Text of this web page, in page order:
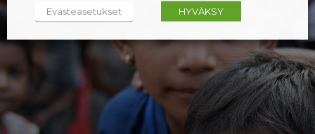
Evästeasetukset HYVÄKSY